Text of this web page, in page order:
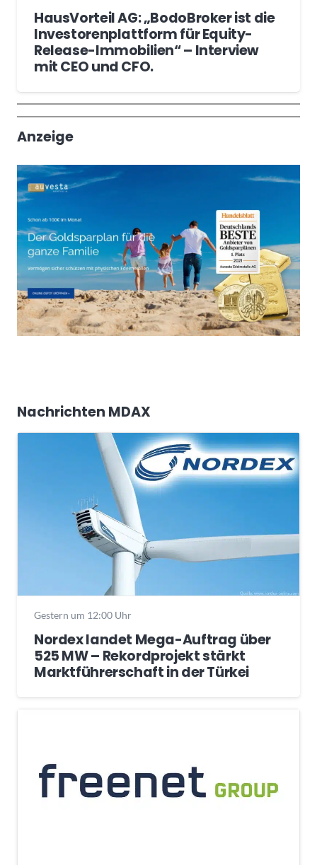
HausVorteil AG: „BodoBroker ist die
Investorenplattform für Equity-
Release-Immobilien“ – Interview
mit CEO und CFO.
Wochenrückblick
Trendthemen
Anzeige
Nachrichten MDAX
Gestern um 12:00 Uhr
Nordex landet Mega-Auftrag über
525 MW – Rekordprojekt stärkt
Marktführerschaft in der Türkei